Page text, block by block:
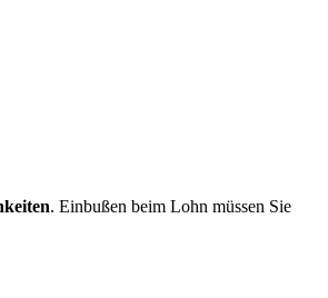
. Einbußen beim Lohn müssen Sie